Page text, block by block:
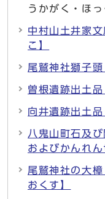
うかがく・ほっ
中村山土井家
こ】
尾鷲神社獅子
曽根遺跡出土
向井遺跡出土
八鬼山町石及
およびかんれん
尾鷲神社の大
おくす】